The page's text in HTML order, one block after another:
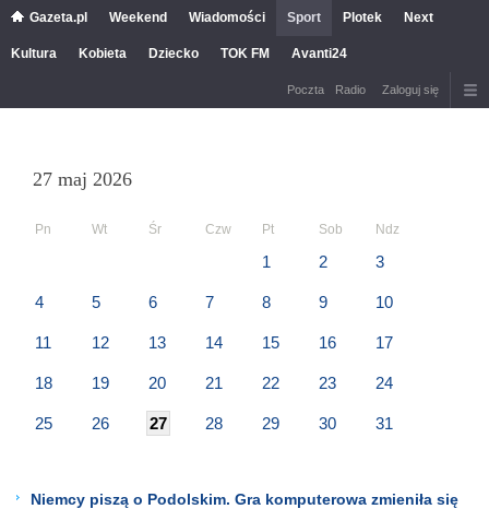
Gazeta.pl Weekend Wiadomości Sport Plotek Next
Kultura Kobieta Dziecko TOK FM Avanti24
Poczta Radio Zaloguj się
27 maj 2026
Pn Wt Śr Czw Pt Sob Ndz
1 2 3
4 5 6 7 8 9 10
11 12 13 14 15 16 17
18 19 20 21 22 23 24
25 26 27 28 29 30 31
Niemcy piszą o Podolskim. Gra komputerowa zmieniła się